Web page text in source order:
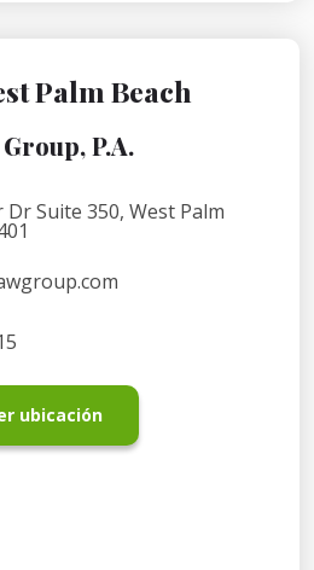
Palm Beach
P.A.
Dr Suite 350, West Palm
ubicación